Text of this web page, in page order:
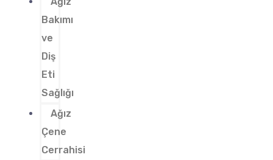
Bakımı
ve
Diş
Eti
Sağlığı
Ağız
Çene
Cerrahisi